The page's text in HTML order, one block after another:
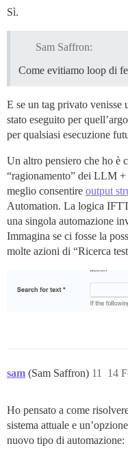
Sì.
Sam Saffron:
Come evitiamo loop di
E se un tag privato venisse
stato eseguito per
per qualsiasi esecuzione
Un altro pensiero che ho è
“ragionamento” dei LLM +
meglio consentire output
Automation. La logica
una singola automazione
Immagina se ci fosse la
molte azioni di “Ricerca
sam (Sam Saffron) 14
11
Ho pensato a come
sistema attuale e
nuovo tipo di automazione: